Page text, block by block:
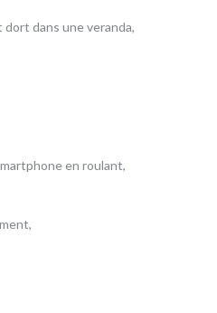
dans une veranda,
en roulant,